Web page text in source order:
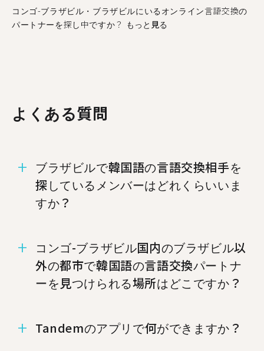
コンゴ-ブラザビル・ブラザビルにいるオンライン言語交換の
パートナーを探し中ですか？ もっと見る
よくある質問
ブラザビルで韓国語の言語交換相手を
探しているメンバーはどれくらいいま
すか？
ンバーが18人います。
コンゴ-ブラザビル国内のブラザビル以
外の都市で韓国語の言語交換パートナ
ーを見つけられる場所はどこですか？
%%randomCity%%でも韓国語のタンデムパー
Tandemのアプリで何ができますか？